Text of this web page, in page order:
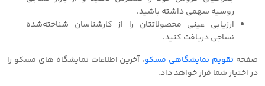
روسیه سهمی داشته باشید.
ارزیابی عینی محصولاتتان را از کارشناسان شناخته‌شده
نساجی دریافت کنید.
صفحه تقویم نمایشگاهی مسکو، آخرین اطلاعات نمایشگاه های مسکو را
در اختیار شما قرار خواهد داد.